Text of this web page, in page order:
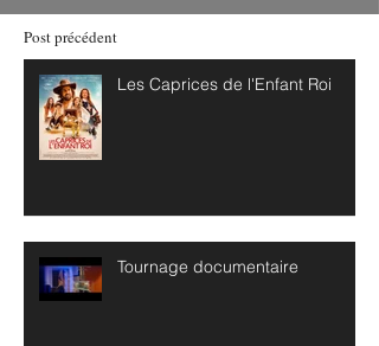
Post précédent
Les Caprices de l'Enfant Roi
Tournage documentaire